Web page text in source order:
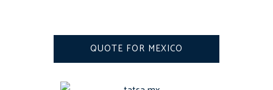
QUOTE FOR MEXICO